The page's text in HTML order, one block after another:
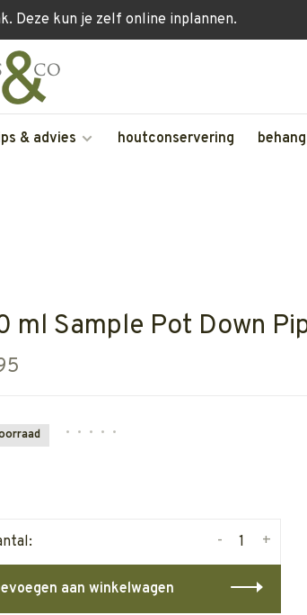
Deze kun je zelf online inplannen.
& advies houtconservering
ml Sample Pot Down
• • • • •
+
-
aan winkelwagen